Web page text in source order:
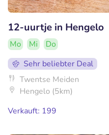
12-uurtje in Hengelo
Mo Mi
Do
Sehr beliebter Deal
Twentse Meiden
Hengelo (5km)
Verkauft: 199